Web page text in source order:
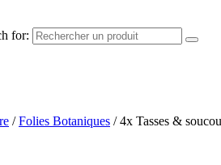
for:
/Folies Botaniques / 4x Tasses &